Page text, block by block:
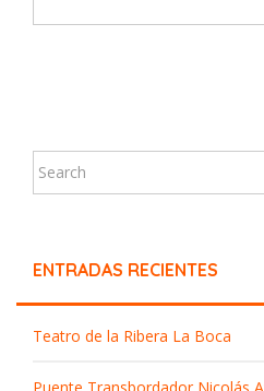
ENTRADAS RECIENTES
Teatro de la Ribera La Boca